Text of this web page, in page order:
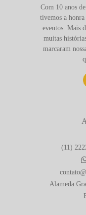
Com 10 anos
tivemos a honra
eventos. Mais
muitas
marcaram
(11)
Alameda